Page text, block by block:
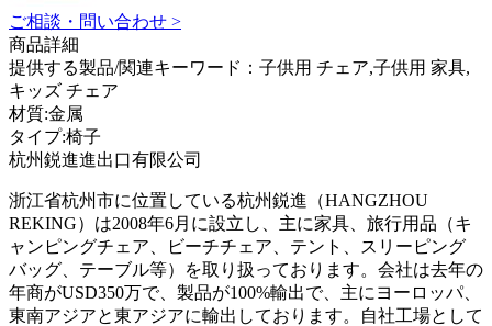
ご相談・問い合わせ >
商品詳細
提供する製品/関連キーワード：子供用 チェア,子供用 家具,
キッズ チェア
材質:金属
タイプ:椅子
杭州鋭進進出口有限公司
浙江省杭州市に位置している杭州鋭進（HANGZHOU
REKING）は2008年6月に設立し、主に家具、旅行用品（キ
ャンピングチェア、ビーチチェア、テント、スリーピング
バッグ、テーブル等）を取り扱っております。会社は去年の
年商がUSD350万で、製品が100%輸出で、主にヨーロッパ、
東南アジアと東アジアに輸出しております。自社工場として